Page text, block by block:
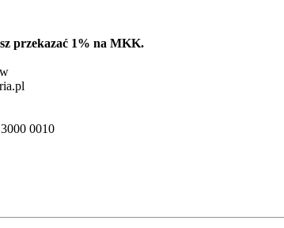
przekazać 1% na MKK.
0010